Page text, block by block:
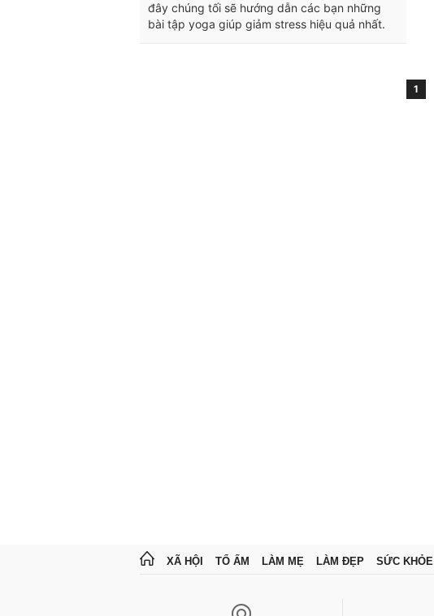
đây chúng tối sẽ hướng dẫn các bạn những
bài tập yoga giúp giảm stress hiệu quả nhất.
1
XÃ HỘI TỔ ẤM LÀM MẸ LÀM ĐẸP SỨC KHỎE